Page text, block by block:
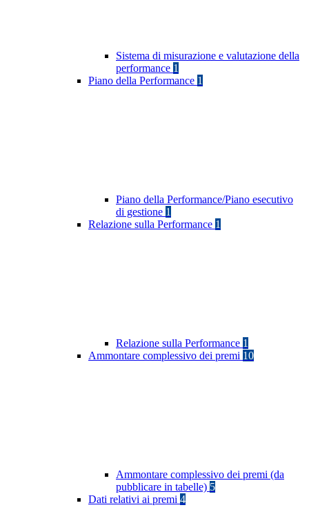
Sistema di misurazione e valutazione della
performance 1
Piano della Performance 1
Piano della Performance/Piano esecutivo
di gestione 1
Relazione sulla Performance 1
Relazione sulla Performance 1
Ammontare complessivo dei premi 10
Ammontare complessivo dei premi (da
pubblicare in tabelle) 5
Dati relativi ai premi 4